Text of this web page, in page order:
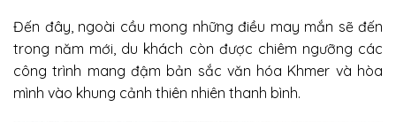
Đến đây, ngoài cầu mong những điều may mắn sẽ đến
trong năm mới, du khách còn được chiêm ngưỡng các
công trình mang đậm bản sắc văn hóa Khmer và hòa
mình vào khung cảnh thiên nhiên thanh bình.